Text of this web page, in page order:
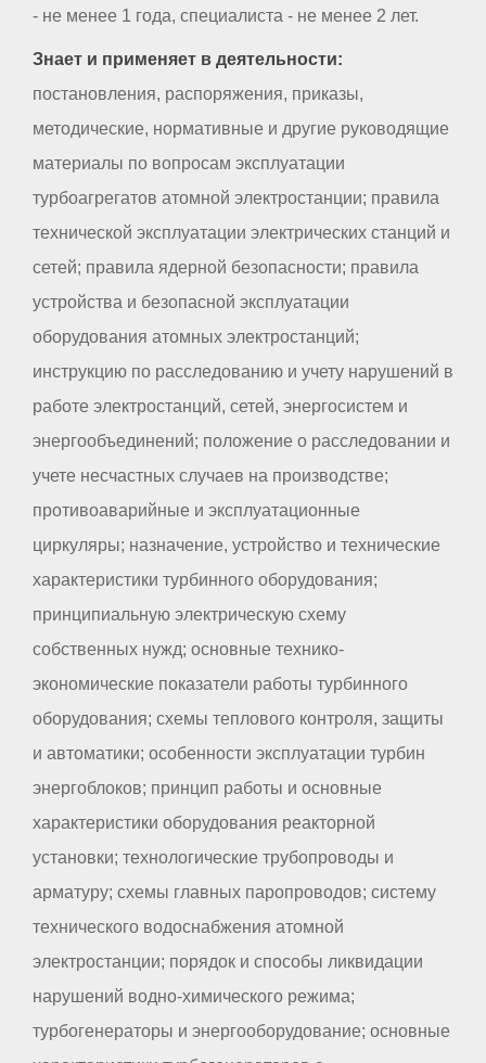
- не менее 1 года, специалиста - не менее 2 лет.
Знает и применяет в деятельности:
постановления, распоряжения, приказы,
методические, нормативные и другие руководящие
материалы по вопросам эксплуатации
турбоагрегатов атомной электростанции; правила
технической эксплуатации электрических станций и
сетей; правила ядерной безопасности; правила
устройства и безопасной эксплуатации
оборудования атомных электростанций;
инструкцию по расследованию и учету нарушений в
работе электростанций, сетей, энергосистем и
энергообъединений; положение о расследовании и
учете несчастных случаев на производстве;
противоаварийные и эксплуатационные
циркуляры; назначение, устройство и технические
характеристики турбинного оборудования;
принципиальную электрическую схему
собственных нужд; основные технико-
экономические показатели работы турбинного
оборудования; схемы теплового контроля, защиты
и автоматики; особенности эксплуатации турбин
энергоблоков; принцип работы и основные
характеристики оборудования реакторной
установки; технологические трубопроводы и
арматуру; схемы главных паропроводов; систему
технического водоснабжения атомной
электростанции; порядок и способы ликвидации
нарушений водно-химического режима;
турбогенераторы и энергооборудование; основные